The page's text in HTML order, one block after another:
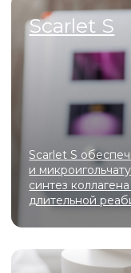
Комфортные,
Регулярные
новых
с 10-